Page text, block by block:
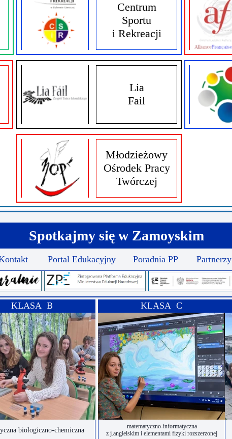
Młodzieżowy
Ośrodek Pracy
Twórczej
Centrum
Sportu
i Rekreacji
Lia
Fail
KLASA C
KLASA B
matematyczno-informatyczna
z j.angielskim i elementami fizyki rozszerzonej
biologiczno-chemiczna
Partnerzy
Poradnia PP
Portal Edukacyjny
Spotkajmy się w Zamoyskim